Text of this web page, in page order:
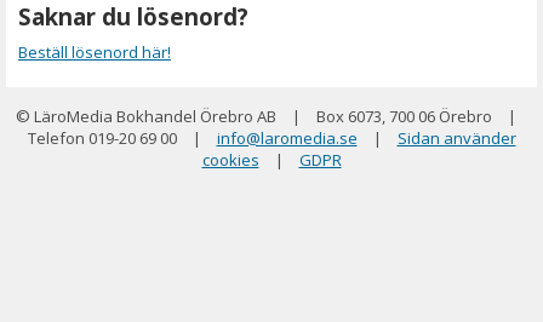
Saknar du lösenord?
Beställ lösenord här!
© LäroMedia Bokhandel Örebro AB | Box 6073, 700 06 Örebro
|
Telefon 019-20 69 00
| info@laromedia.se |
Sidan använder
cookies
| GDPR